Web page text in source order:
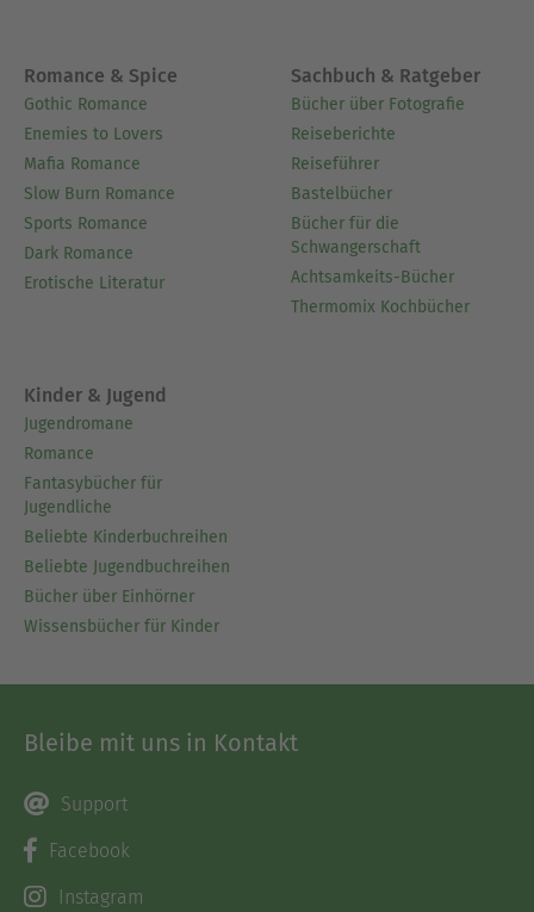
Romance & Spice
Gothic Romance
Enemies to Lovers
Mafia Romance
Slow Burn Romance
Sports Romance
Dark Romance
Erotische Literatur
Sachbuch & Ratgeber
Bücher über Fotografie
Reiseberichte
Reiseführer
Bastelbücher
Bücher für die
Schwangerschaft
Achtsamkeits-Bücher
Thermomix Kochbücher
Kinder & Jugend
Jugendromane
Romance
Fantasybücher für
Jugendliche
Beliebte Kinderbuchreihen
Beliebte Jugendbuchreihen
Bücher über Einhörner
Wissensbücher für Kinder
Bleibe mit uns in Kontakt
Support
Facebook
Instagram